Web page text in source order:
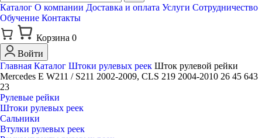
Каталог О компании Доставка и оплата Услуги Сотрудничество
Обучение Контакты
Корзина 0
Войти
Главная Каталог Штоки рулевых реек Шток рулевой рейки
Mercedes E W211 / S211 2002-2009, CLS 219 2004-2010 26 45 643
23
Рулевые рейки
Штоки рулевых реек
Сальники
Втулки рулевых реек